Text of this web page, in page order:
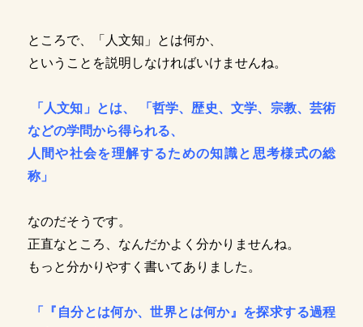
ところで、「人文知」とは何か、
ということを説明しなければいけませんね。
「人文知」とは、 「哲学、歴史、文学、宗教、芸術
などの学問から得られる、
人間や社会を理解するための知識と思考様式の総
称」
なのだそうです。
正直なところ、なんだかよく分かりませんね。
もっと分かりやすく書いてありました。
「『自分とは何か、世界とは何か』を探求する過程